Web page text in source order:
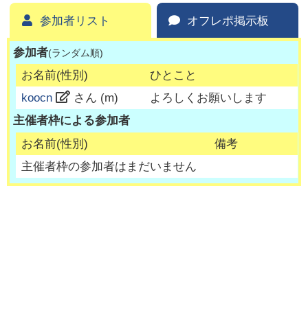
参加者リスト オフレポ掲示板
参加者(ランダム順)
お名前(性別)
ひとこと
koocn
さん (m)
よろしくお願いします
主催者枠による参加者
お名前(性別)
備考
主催者枠の参加者はまだいません